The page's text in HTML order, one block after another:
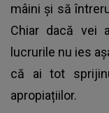
mâini și să
Chiar dacă vei
lucrurile nu ies
că ai tot
apropiațiilor.